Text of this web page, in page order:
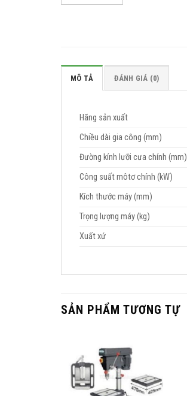
MÔ TẢ ĐÁNH GIÁ (0)
Hãng sản xuất
Chiều dài gia công (mm)
Đường kính lưỡi cưa chính (mm)
Công suất môtơ chính (kW)
Kích thước máy (mm)
Trọng lượng máy (kg)
Xuất xứ
SẢN PHẨM TƯƠNG TỰ